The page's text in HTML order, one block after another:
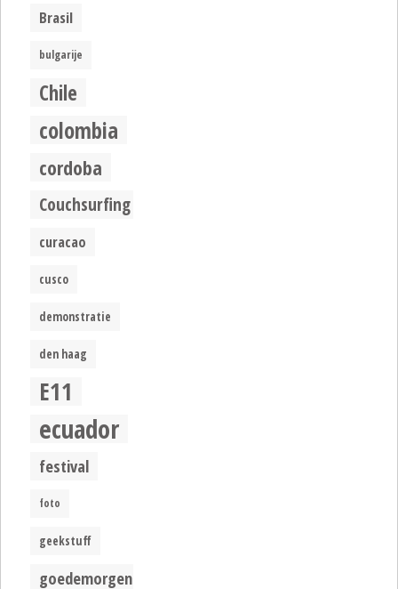
Brasil
bulgarije
Chile
colombia
cordoba
Couchsurfing
curacao
cusco
demonstratie
den haag
E11
ecuador
festival
foto
geekstuff
goedemorgen